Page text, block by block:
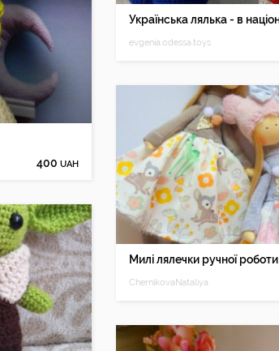
400 UAH
evgenia.odessa.toys
Милі лялечки ручної роботи
ChernikovaNataliya